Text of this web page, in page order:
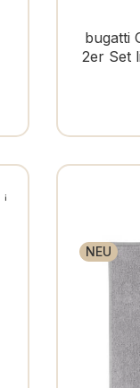
bugatti
2er Set
NEU